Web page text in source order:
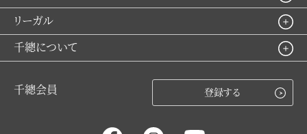
リーガル
千總について
千總会員 登録する